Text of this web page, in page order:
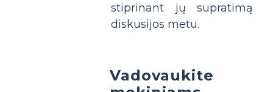
stiprinant jų supratimą
diskusijos metu.
Vadovaukite